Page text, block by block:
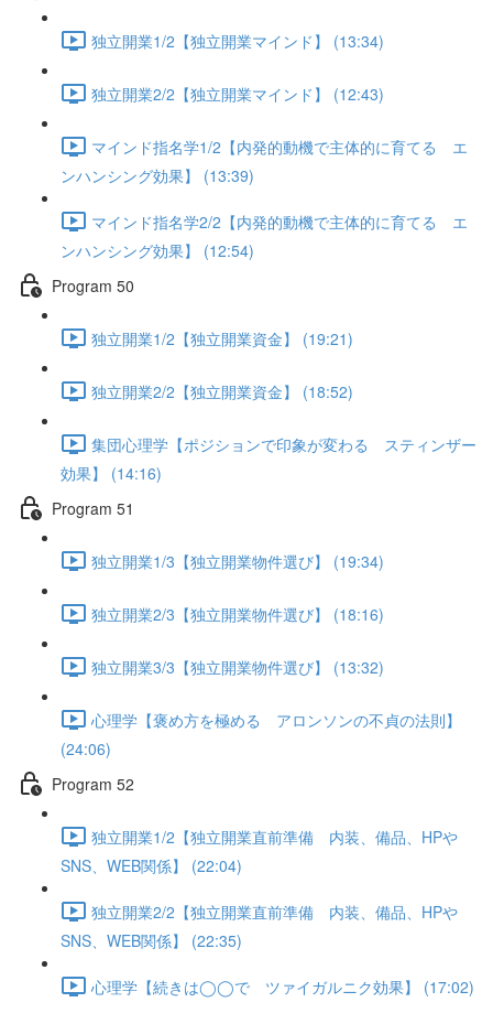
独立開業1/2【独立開業マインド】 (13:34)
独立開業2/2【独立開業マインド】 (12:43)
マインド指名学1/2【内発的動機で主体的に育てる エ
ンハンシング効果】 (13:39)
マインド指名学2/2【内発的動機で主体的に育てる エ
ンハンシング効果】 (12:54)
Program 50
独立開業1/2【独立開業資金】 (19:21)
独立開業2/2【独立開業資金】 (18:52)
集団心理学【ポジションで印象が変わる スティンザー
効果】 (14:16)
Program 51
独立開業1/3【独立開業物件選び】 (19:34)
独立開業2/3【独立開業物件選び】 (18:16)
独立開業3/3【独立開業物件選び】 (13:32)
心理学【褒め方を極める アロンソンの不貞の法則】
(24:06)
Program 52
独立開業1/2【独立開業直前準備 内装、備品、HPや
SNS、WEB関係】 (22:04)
独立開業2/2【独立開業直前準備 内装、備品、HPや
SNS、WEB関係】 (22:35)
心理学【続きは◯◯で ツァイガルニク効果】 (17:02)